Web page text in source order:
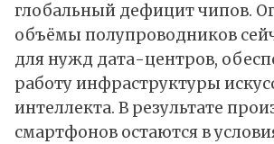
глобальный дефицит чипов.
объёмы полупроводников
для нужд дата-центров,
работу инфраструктуры
интеллекта. В результате
смартфонов остаются в